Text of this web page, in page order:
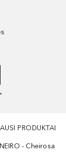
PRODUKTAI
- Cheirosa